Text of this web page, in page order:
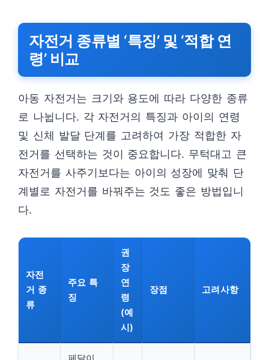
자전거 종류별 ‘특징’ 및 ‘적합 연
령’ 비교
아동 자전거는 크기와 용도에 따라 다양한 종류
로 나뉩니다. 각 자전거의 특징과 아이의 연령
및 신체 발달 단계를 고려하여 가장 적합한 자
전거를 선택하는 것이 중요합니다. 무턱대고 큰
자전거를 사주기보다는 아이의 성장에 맞춰 단
계별로 자전거를 바꿔주는 것도 좋은 방법입니
다.
자전
거 종
류
주요 특
징
권
장
연
령
(예
시)
장점 고려사항